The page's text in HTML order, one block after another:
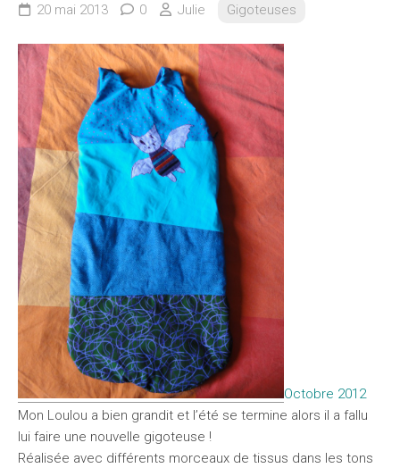
20 mai 2013 0 Julie Gigoteuses
Octobre 2012
Mon Loulou a bien grandit et l’été se termine alors il a fallu
lui faire une nouvelle gigoteuse !
Réalisée avec différents morceaux de tissus dans les tons